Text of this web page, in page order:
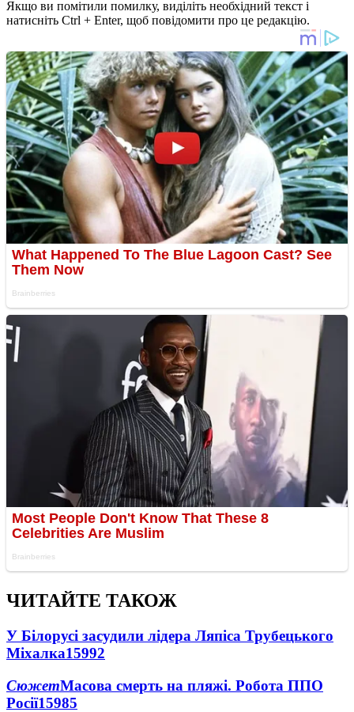
Якщо ви помітили помилку, виділіть необхідний текст і
натисніть Ctrl + Enter, щоб повідомити про це редакцію.
ЧИТАЙТЕ ТАКОЖ
У Білорусі засудили лідера Ляпіса Трубецького
Міхалка15992
СюжетМасова смерть на пляжі. Робота ППО
Росії15985